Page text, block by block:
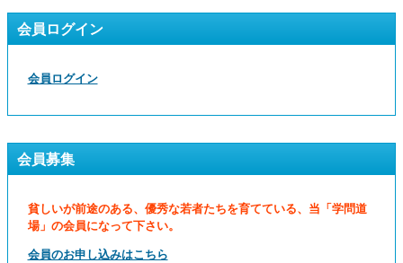
会員ログイン
会員ログイン
会員募集
貧しいが前途のある、優秀な若者たちを育てている、当「学問道
場」の会員になって下さい。
会員のお申し込みはこちら